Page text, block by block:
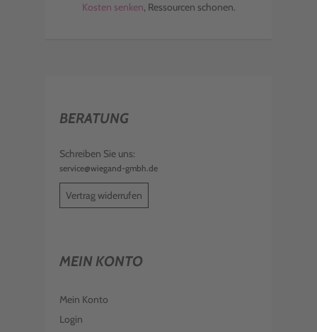
Kosten senken, Ressourcen schonen.
BERATUNG
Schreiben Sie uns:
service@wiegand-gmbh.de
Vertrag widerrufen
MEIN KONTO
Mein Konto
Login